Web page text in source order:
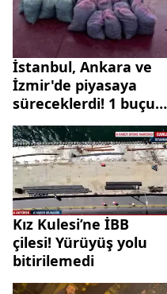
İstanbul, Ankara ve
İzmir'de piyasaya
süreceklerdi! 1 buçuk
ton kaçak midye ele
geçirildi
Kız Kulesi’ne İBB
çilesi! Yürüyüş yolu
bitirilemedi